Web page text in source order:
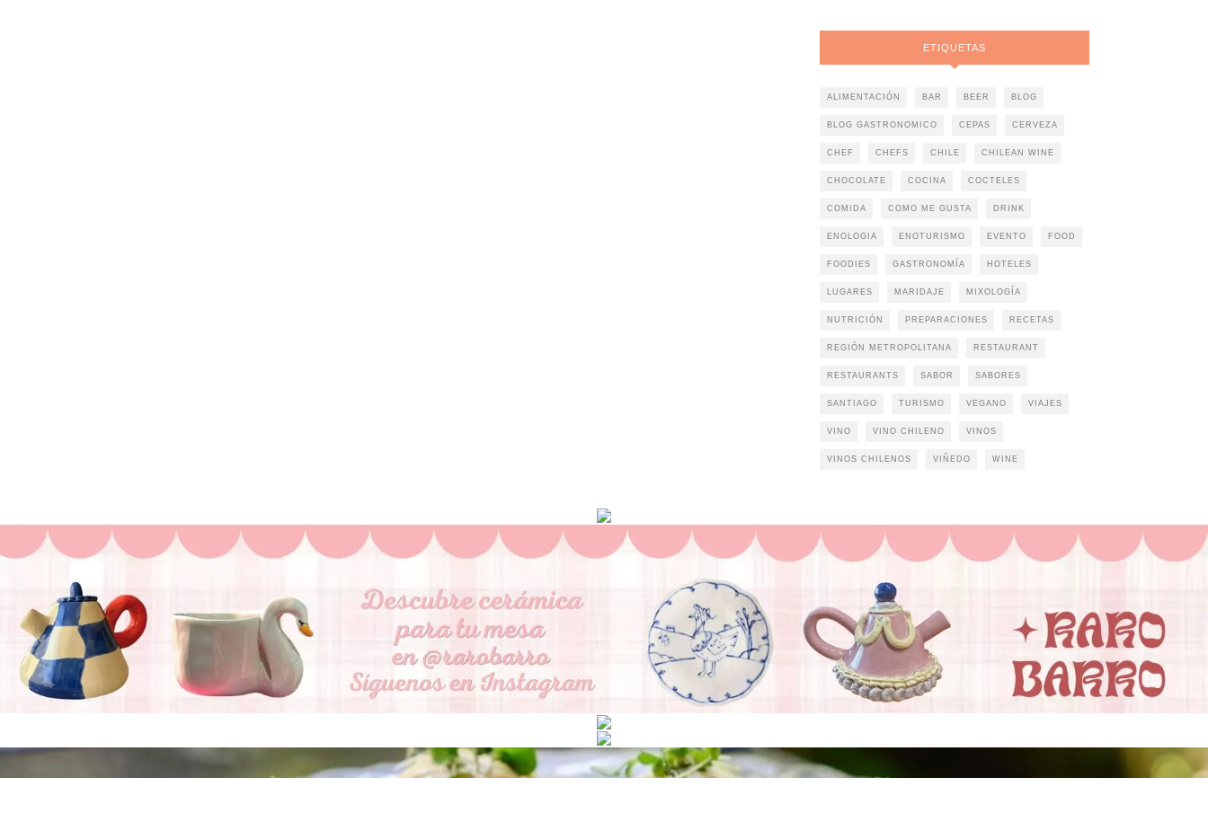
ETIQUETAS
ALIMENTACIÓN BAR BEER BLOG
BLOG GASTRONOMICO CEPAS CERVEZA
CHEF CHEFS CHILE CHILEAN WINE
CHOCOLATE COCINA COCTELES
COMIDA COMO ME GUSTA DRINK
ENOLOGIA ENOTURISMO EVENTO FOOD
FOODIES GASTRONOMÍA HOTELES
LUGARES MARIDAJE MIXOLOGÍA
NUTRICIÓN PREPARACIONES RECETAS
REGIÓN METROPOLITANA RESTAURANT
RESTAURANTS SABOR SABORES
SANTIAGO TURISMO VEGANO VIAJES
VINO VINO CHILENO VINOS
VINOS CHILENOS VIÑEDO WINE